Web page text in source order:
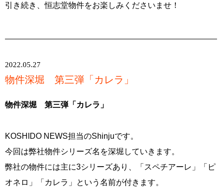
引き続き、恒志堂物件をお楽しみくださいませ！
2022.05.27
物件深堀 第三弾「カレラ」
物件深堀 第三弾「カレラ」
KOSHIDO NEWS担当のShinjuです。
今回は弊社物件シリーズ名を深堀していきます。
弊社の物件には主に3シリーズあり、「スペチアーレ」「ピ
オネロ」「カレラ」という名前が付きます。